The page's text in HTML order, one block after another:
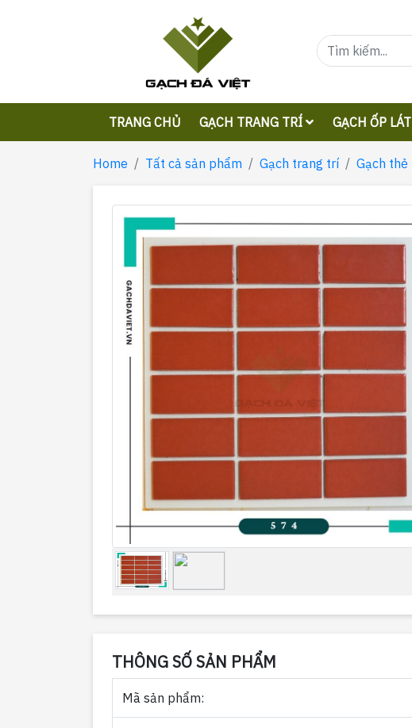
TRANG CHỦ GẠCH TRANG TRÍ GẠCH ỐP LÁT
Home Tất cả sản phẩm Gạch trang trí Gạch thẻ
THÔNG SỐ SẢN PHẨM
Mã sản phẩm: